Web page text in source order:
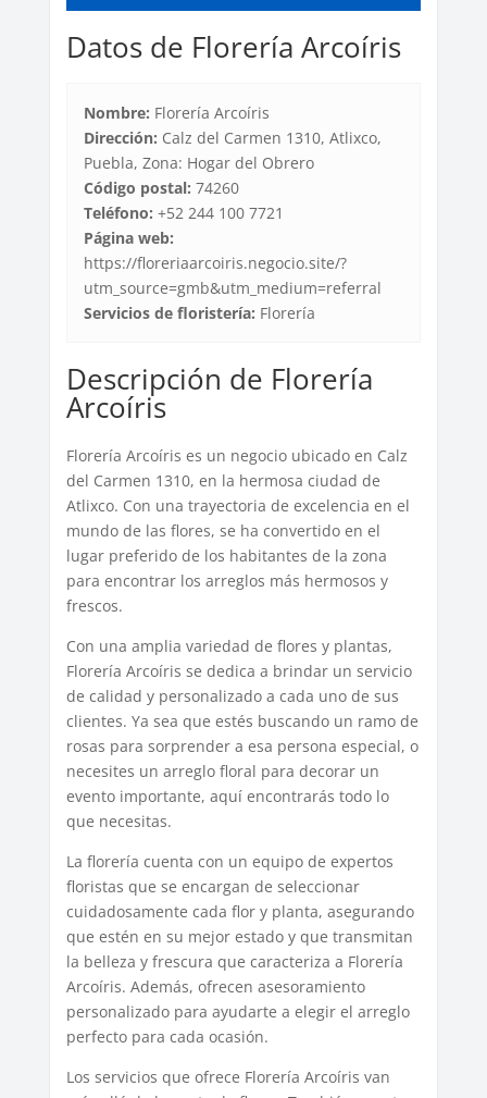
Datos de Florería Arcoíris
Nombre: Florería Arcoíris
Dirección: Calz del Carmen 1310, Atlixco,
Puebla, Zona: Hogar del Obrero
Código postal: 74260
Teléfono: +52 244 100 7721
Página web:
https://floreriaarcoiris.negocio.site/?
utm_source=gmb&utm_medium=referral
Servicios de floristería: Florería
Descripción de Florería
Arcoíris
Florería Arcoíris es un negocio ubicado en Calz
del Carmen 1310, en la hermosa ciudad de
Atlixco. Con una trayectoria de excelencia en el
mundo de las flores, se ha convertido en el
lugar preferido de los habitantes de la zona
para encontrar los arreglos más hermosos y
frescos.
Con una amplia variedad de flores y plantas,
Florería Arcoíris se dedica a brindar un servicio
de calidad y personalizado a cada uno de sus
clientes. Ya sea que estés buscando un ramo de
rosas para sorprender a esa persona especial, o
necesites un arreglo floral para decorar un
evento importante, aquí encontrarás todo lo
que necesitas.
La florería cuenta con un equipo de expertos
floristas que se encargan de seleccionar
cuidadosamente cada flor y planta, asegurando
que estén en su mejor estado y que transmitan
la belleza y frescura que caracteriza a Florería
Arcoíris. Además, ofrecen asesoramiento
personalizado para ayudarte a elegir el arreglo
perfecto para cada ocasión.
Los servicios que ofrece Florería Arcoíris van